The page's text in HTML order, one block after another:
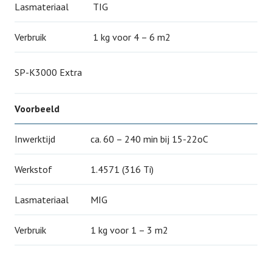
Lasmateriaal TIG
Verbruik 1 kg voor 4 – 6 m2
SP-K3000 Extra
Voorbeeld
Inwerktijd ca. 60 – 240 min bij 15-22oC
Werkstof 1.4571 (316 Ti)
Lasmateriaal MIG
Verbruik 1 kg voor 1 – 3 m2